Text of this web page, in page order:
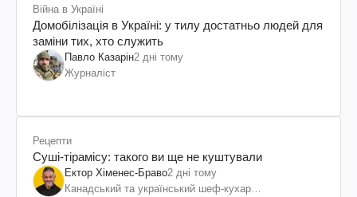
Війна в Україні
Домобілізація в Україні: у тилу достатньо людей для
заміни тих, хто служить
Павло Казарін2 дні тому
Журналіст
Рецепти
Суші-тірамісу: такого ви ще не куштували
Ектор Хіменес-Браво2 дні тому
Канадський та український шеф-кухар